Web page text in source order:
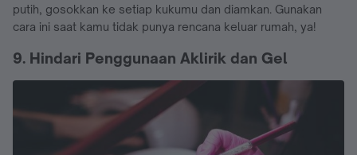
putih, gosokkan ke setiap kukumu dan diamkan. Gunakan
cara ini saat kamu tidak punya rencana keluar rumah, ya!
9. Hindari Penggunaan Aklirik dan Gel